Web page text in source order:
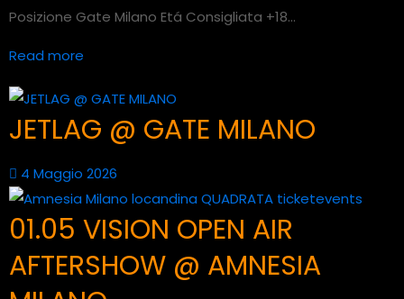
Posizione Gate Milano Etá Consigliata +18...
Read more
JETLAG @ GATE MILANO
4 Maggio 2026
01.05 VISION OPEN AIR
AFTERSHOW @ AMNESIA